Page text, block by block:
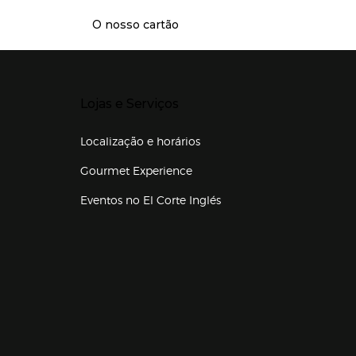
O nosso cartão
Localização e horários
Gourmet Experience
Eventos no El Corte Inglés